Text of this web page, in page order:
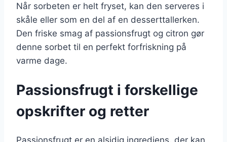
Når sorbeten er helt fryset, kan den serveres i
skåle eller som en del af en desserttallerken.
Den friske smag af passionsfrugt og citron gør
denne sorbet til en perfekt forfriskning på
varme dage.
Passionsfrugt i forskellige
opskrifter og retter
Passionsfrugt er en alsidig ingrediens, der kan